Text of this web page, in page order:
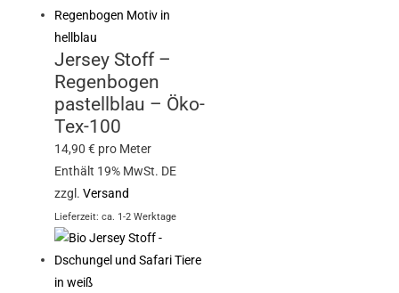
Jersey Stoff –
Regenbogen
pastellblau – Öko-
Tex-100
14,90€ pro Meter
Enthält 19% MwSt. DE
zzgl.Versand
Lieferzeit: ca. 1-2 Werktage